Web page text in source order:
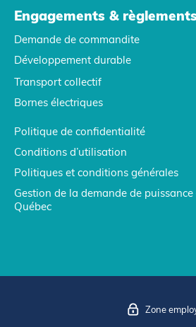
Engagements &
Demande de commandite
Développement durable
Transport collectif
Bornes électriques
Politique de confidentialité
Conditions d’utilisation
Politiques et conditions générales
Gestion de la demande de
Québec
Zone